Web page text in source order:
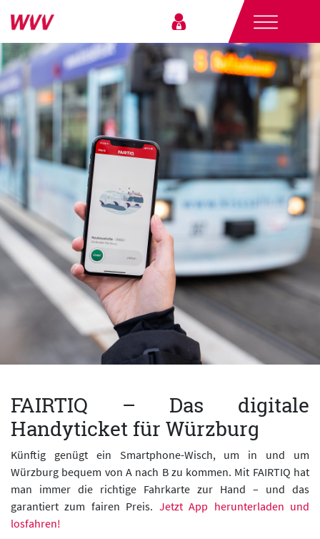
FAIRTIQ – Das digitale
Handyticket für Würzburg
Künftig genügt ein Smartphone-Wisch, um in und um
Würzburg bequem von A nach B zu kommen. Mit FAIRTIQ hat
man immer die richtige Fahrkarte zur Hand – und das
garantiert zum fairen Preis. Jetzt App herunterladen und
losfahren!